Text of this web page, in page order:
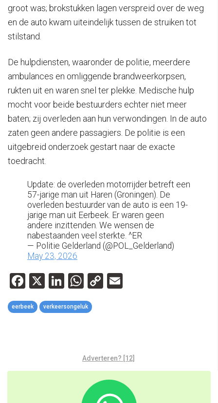
groot was; brokstukken lagen verspreid over de weg
en de auto kwam uiteindelijk tussen de struiken tot
stilstand.
De hulpdiensten, waaronder de politie, meerdere
ambulances en omliggende brandweerkorpsen,
rukten uit en waren snel ter plekke. Medische hulp
mocht voor beide bestuurders echter niet meer
baten; zij overleden aan hun verwondingen. In de auto
zaten geen andere passagiers. De politie is een
uitgebreid onderzoek gestart naar de exacte
toedracht.
Update: de overleden motorrijder betreft een
57-jarige man uit Haren (Groningen). De
overleden bestuurder van de auto is een 19-
jarige man uit Eerbeek. Er waren geen
andere inzittenden. We wensen de
nabestaanden veel sterkte. ^ER
— Politie Gelderland (@POL_Gelderland)
May 23, 2026
Facebook
X LinkedIn
WhatsApp
Copy
eerbeek verkeersongeluk
Adverteren? [12]